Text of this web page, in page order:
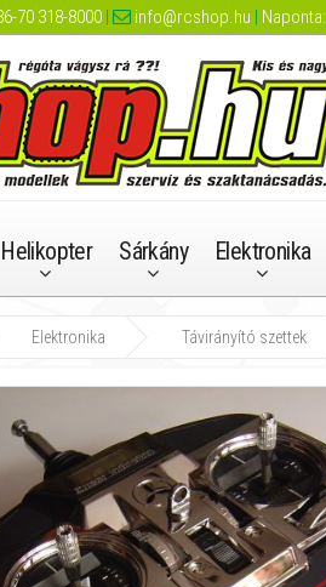
70 318-8000 | info@rcshop.hu |
Helikopter Sárkány Elektronika
Elektronika Távirányító szettek